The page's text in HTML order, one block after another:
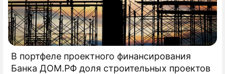
Эксперты в сфере строительства
оценил перспективы снижения цен на
жилье в России
В Госдуме предложили отменить
ипотеку в России
В портфеле проектного финансирования
Банка ДОМ.РФ доля строительных проектов